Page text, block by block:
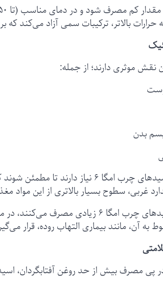
بالاتر، ترکیبات سمی آزاد می‌کند که
بدن
افراد روزانه به ۱۱ تا ۲۲ گرم اسیدهای چرب
غربی، سطوح بسیار بالاتری از این مواد
مصرف می‌کنند، در معرض
به آن، مانند بیماری التهاب روده، قرار
پی مصرف بیش از حد روغن آفتابگردان،